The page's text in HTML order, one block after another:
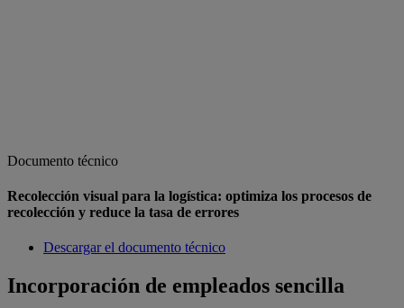
Documento técnico
Recolección visual para la logística: optimiza los procesos de
recolección y reduce la tasa de errores
Descargar el documento técnico
Incorporación de empleados sencilla